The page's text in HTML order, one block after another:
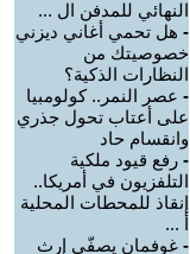
النهائي للمدفن ال ...
- هل تحمي أغاني ديزني
خصوصيتك من
النظارات الذكية؟
- عصر النمر.. كولومبيا
على أعتاب تحول جذري
وانقسام حاد
- رفع قيود ملكية
التلفزيون في أمريكا..
إنقاذ للمحطات المحلية
أ ...
- غوفمان يصفّي إرث